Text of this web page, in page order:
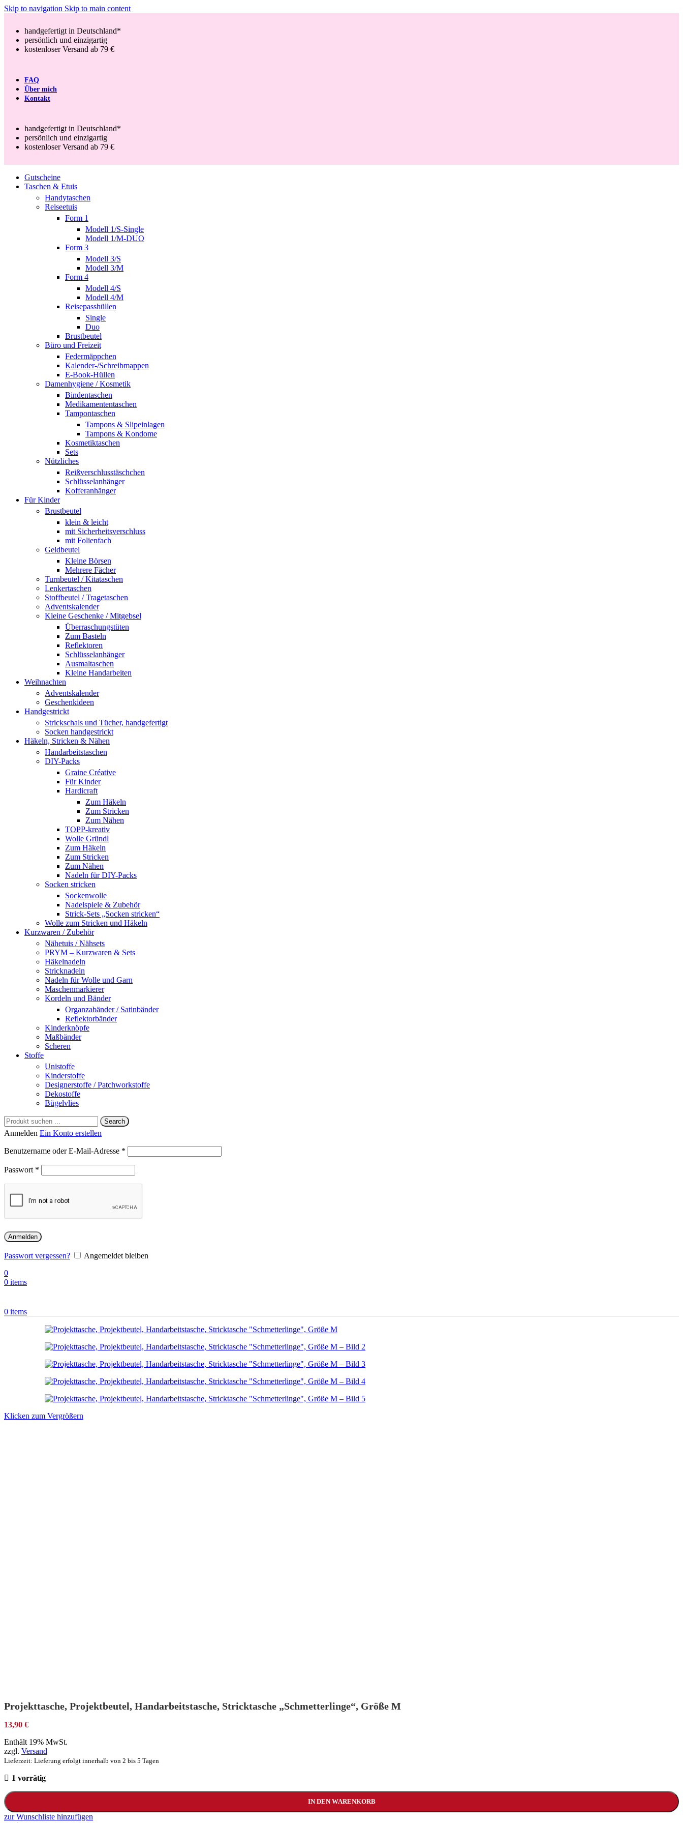
Skip to navigation Skip to main content
handgefertigt in Deutschland*
persönlich und einzigartig
kostenloser Versand ab 79 €
FAQ
Über mich
Kontakt
handgefertigt in Deutschland*
persönlich und einzigartig
kostenloser Versand ab 79 €
Gutscheine
Taschen & Etuis
Handytaschen
Reiseetuis
Form 1
Modell 1/S-Single
Modell 1/M-DUO
Form 3
Modell 3/S
Modell 3/M
Form 4
Modell 4/S
Modell 4/M
Reisepasshüllen
Single
Duo
Brustbeutel
Büro und Freizeit
Federmäppchen
Kalender-/Schreibmappen
E-Book-Hüllen
Damenhygiene / Kosmetik
Bindentaschen
Medikamententaschen
Tampontaschen
Tampons & Slipeinlagen
Tampons & Kondome
Kosmetiktaschen
Sets
Nützliches
Reißverschlusstäschchen
Schlüsselanhänger
Kofferanhänger
Für Kinder
Brustbeutel
klein & leicht
mit Sicherheitsverschluss
mit Folienfach
Geldbeutel
Kleine Börsen
Mehrere Fächer
Turnbeutel / Kitataschen
Lenkertaschen
Stoffbeutel / Tragetaschen
Adventskalender
Kleine Geschenke / Mitgebsel
Überraschungstüten
Zum Basteln
Reflektoren
Schlüsselanhänger
Ausmaltaschen
Kleine Handarbeiten
Weihnachten
Adventskalender
Geschenkideen
Handgestrickt
Strickschals und Tücher, handgefertigt
Socken handgestrickt
Häkeln, Stricken & Nähen
Handarbeitstaschen
DIY-Packs
Graine Créative
Für Kinder
Hardicraft
Zum Häkeln
Zum Stricken
Zum Nähen
TOPP-kreativ
Wolle Gründl
Zum Häkeln
Zum Stricken
Zum Nähen
Nadeln für DIY-Packs
Socken stricken
Sockenwolle
Nadelspiele & Zubehör
Strick-Sets „Socken stricken“
Wolle zum Stricken und Häkeln
Kurzwaren / Zubehör
Nähetuis / Nähsets
PRYM – Kurzwaren & Sets
Häkelnadeln
Stricknadeln
Nadeln für Wolle und Garn
Maschenmarkierer
Kordeln und Bänder
Organzabänder / Satinbänder
Reflektorbänder
Kinderknöpfe
Maßbänder
Scheren
Stoffe
Unistoffe
Kinderstoffe
Designerstoffe / Patchworkstoffe
Dekostoffe
Bügelvlies
Search
Anmelden Ein Konto erstellen
Benutzername oder E-Mail-Adresse *
Passwort *
Anmelden
Passwort vergessen?
Angemeldet bleiben
0
0 items
0 items
Klicken zum Vergrößern
Projekttasche, Projektbeutel, Handarbeitstasche, Stricktasche „Schmetterlinge“, Größe M
13,90 €
Enthält 19% MwSt.
zzgl. Versand
Lieferzeit: Lieferung erfolgt innerhalb von 2 bis 5 Tagen
1 vorrätig
IN DEN WARENKORB
zur Wunschliste hinzufügen